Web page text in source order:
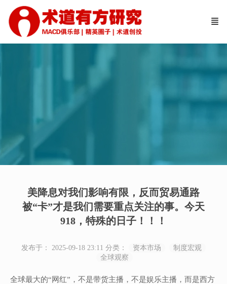
美降息对我们影响有限，反而贸易通路
被“卡”才是我们需要重点关注的事。今天
918，特殊的日子！！！
发布于： 2025-09-18 23:11 分类： 资本市场
制度宏观
全球观察
全球最大的“网红”，不是带货主播，不是娱乐主播，而是西方